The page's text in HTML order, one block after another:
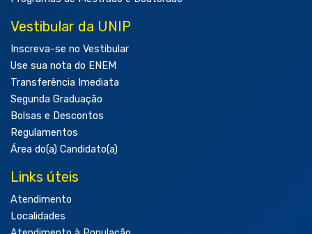
Vestibular da UNIP
Inscreva-se no Vestibular
Use sua nota do ENEM
Transferência Imediata
Segunda Graduação
Bolsas e Descontos
Regulamentos
Área do(a) Candidato(a)
Links úteis
Atendimento
Localidades